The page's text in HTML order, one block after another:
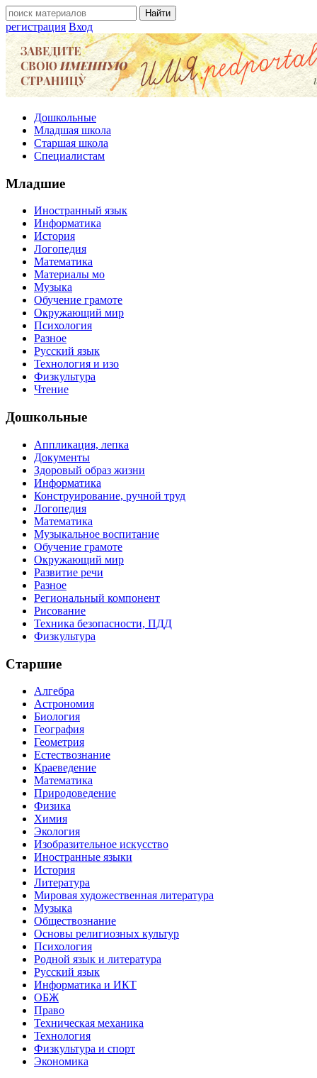
регистрация Вход
Дошкольные
Младшая школа
Старшая школа
Специалистам
Младшие
Иностранный язык
Информатика
История
Логопедия
Математика
Материалы мо
Музыка
Обучение грамоте
Окружающий мир
Психология
Разное
Русский язык
Технология и изо
Физкультура
Чтение
Дошкольные
Аппликация, лепка
Документы
Здоровый образ жизни
Информатика
Конструирование, ручной труд
Логопедия
Математика
Музыкальное воспитание
Обучение грамоте
Окружающий мир
Развитие речи
Разное
Региональный компонент
Рисование
Техника безопасности, ПДД
Физкультура
Старшие
Алгебра
Астрономия
Биология
География
Геометрия
Естествознание
Краеведение
Математика
Природоведение
Физика
Химия
Экология
Изобразительное искусство
Иностранные языки
История
Литература
Мировая художественная литература
Музыка
Обществознание
Основы религиозных культур
Психология
Родной язык и литература
Русский язык
Информатика и ИКТ
ОБЖ
Право
Техническая механика
Технология
Физкультура и спорт
Экономика